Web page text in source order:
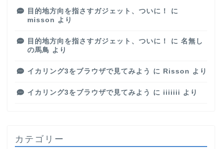
目的地方向を指さすガジェット、ついに！
に
misson より
目的地方向を指さすガジェット、ついに！ に 名無し
の馬鳥 より
イカリング3をブラウザで見てみよう に Risson より
イカリング3をブラウザで見てみよう に iiiiiii より
カテゴリー